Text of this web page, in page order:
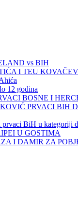
vs BIH
I TEU
12 godina
BOSNE I
PRVACI BIH
BiH u kategoriji
U GOSTIMA
I DAMIR ZA